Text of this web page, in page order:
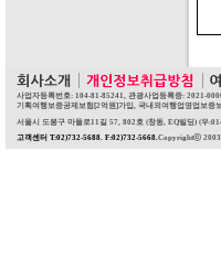
사업자등록번호: 104-81-85241, 관광사업등록증: 2021-
기획여행보증공제보험[2억원]가입, 국내외여행업영업보
서울시 도봉구 마들로11길 57, 802호 (창동, EQ빌딩) (우
고객센터 T:02)732-5688. F:02)732-5668.Copyrightⓒ